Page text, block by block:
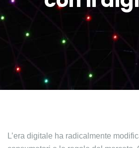
L’era digitale ha radicalmente